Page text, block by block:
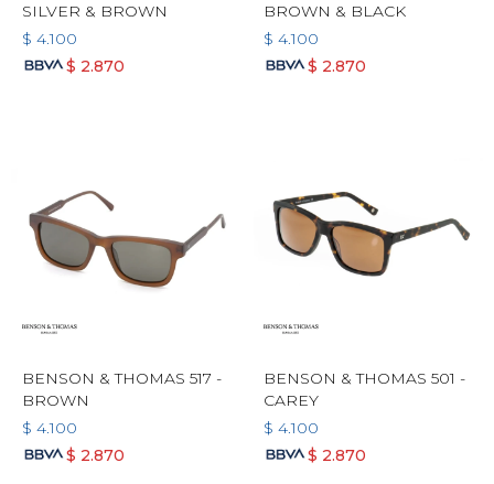
SILVER & BROWN
$ 4.100
$ 2.870
BROWN & BLACK
$ 4.100
$ 2.870
BENSON & THOMAS 517 -
BROWN
$ 4.100
$ 2.870
BENSON & THOMAS 501 -
CAREY
$ 4.100
$ 2.870